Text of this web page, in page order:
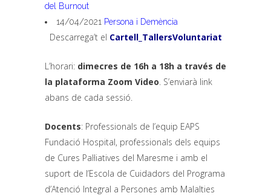
del Burnout
14/04/2021 Persona i Demència
Descarrega’t el Cartell_TallersVoluntariat
L’horari: dimecres de 16h a 18h a través de
la plataforma Zoom Video. S’enviarà link
abans de cada sessió.
Docents: Professionals de l’equip EAPS
Fundació Hospital, professionals dels equips
de Cures Pal·liatives del Maresme i amb el
suport de l’Escola de Cuidadors del Programa
d’Atenció Integral a Persones amb Malalties